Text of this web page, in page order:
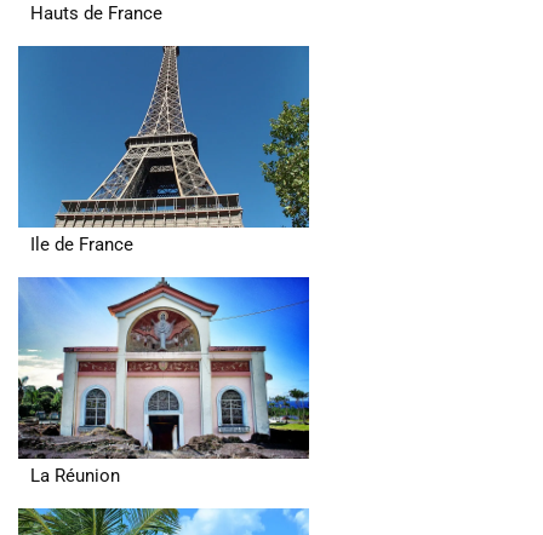
Hauts de France
Ile de France
La Réunion